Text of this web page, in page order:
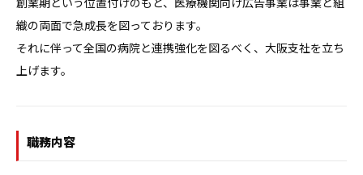
織の両面で急成長を図っております。
それに伴って全国の病院と連携強化を図るべく、大阪支社を立ち
上げます。
職務内容